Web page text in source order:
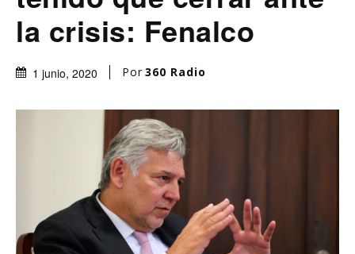
la crisis: Fenalco
1 junio, 2020 Por 360 Radio